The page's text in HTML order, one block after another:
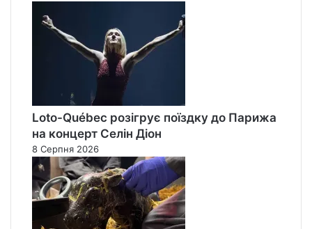
Loto-Québec розігрує поїздку до Парижа
на концерт Селін Діон
8 Серпня 2026